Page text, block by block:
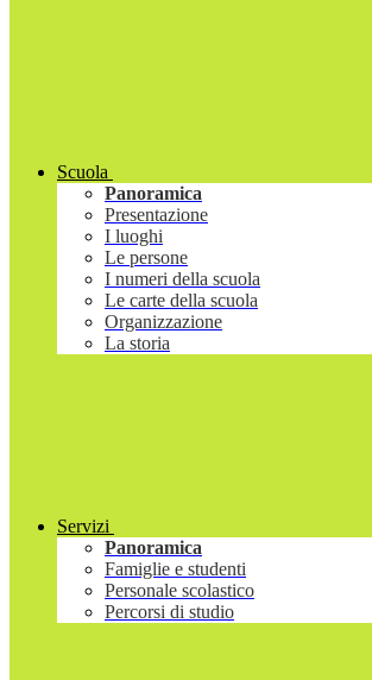
Scuola
Panoramica
Presentazione
I luoghi
Le persone
I numeri della scuola
Le carte della scuola
Organizzazione
La storia
Servizi
Panoramica
Famiglie e studenti
Personale scolastico
Percorsi di studio